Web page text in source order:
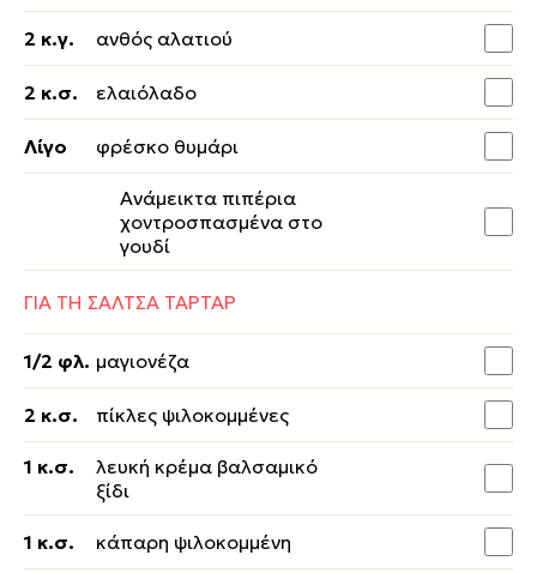
2 κ.γ. ανθός αλατιού
2 κ.σ. ελαιόλαδο
Λίγο φρέσκο θυμάρι
Ανάμεικτα πιπέρια
χοντροσπασμένα στο
γουδί
ΓΙΑ ΤΗ ΣΑΛΤΣΑ ΤΑΡΤΑΡ
1/2 φλ. μαγιονέζα
2 κ.σ. πίκλες ψιλοκομμένες
1 κ.σ.
λευκή κρέμα βαλσαμικό
ξίδι
1 κ.σ. κάπαρη ψιλοκομμένη